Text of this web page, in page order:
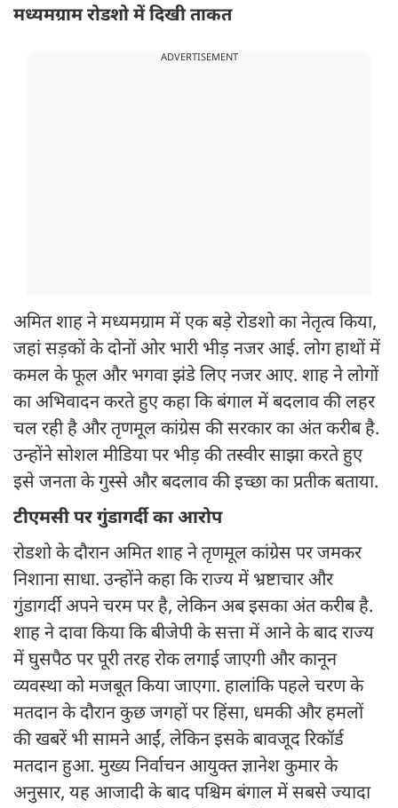
मध्यमग्राम रोडशो में दिखी ताकत
ADVERTISEMENT
अमित शाह ने मध्यमग्राम में एक बड़े रोडशो का नेतृत्व किया,
जहां सड़कों के दोनों ओर भारी भीड़ नजर आई. लोग हाथों में
कमल के फूल और भगवा झंडे लिए नजर आए. शाह ने लोगों
का अभिवादन करते हुए कहा कि बंगाल में बदलाव की लहर
चल रही है और तृणमूल कांग्रेस की सरकार का अंत करीब है.
उन्होंने सोशल मीडिया पर भीड़ की तस्वीर साझा करते हुए
इसे जनता के गुस्से और बदलाव की इच्छा का प्रतीक बताया.
टीएमसी पर गुंडागर्दी का आरोप
रोडशो के दौरान अमित शाह ने तृणमूल कांग्रेस पर जमकर
निशाना साधा. उन्होंने कहा कि राज्य में भ्रष्टाचार और
गुंडागर्दी अपने चरम पर है, लेकिन अब इसका अंत करीब है.
शाह ने दावा किया कि बीजेपी के सत्ता में आने के बाद राज्य
में घुसपैठ पर पूरी तरह रोक लगाई जाएगी और कानून
व्यवस्था को मजबूत किया जाएगा. हालांकि पहले चरण के
मतदान के दौरान कुछ जगहों पर हिंसा, धमकी और हमलों
की खबरें भी सामने आईं, लेकिन इसके बावजूद रिकॉर्ड
मतदान हुआ. मुख्य निर्वाचन आयुक्त ज्ञानेश कुमार के
अनुसार, यह आजादी के बाद पश्चिम बंगाल में सबसे ज्यादा